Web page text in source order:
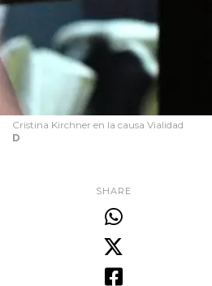
Cristina Kirchner en la causa Vialidad
D
SHARE